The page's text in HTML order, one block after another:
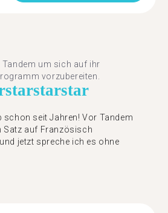
Tandem um sich auf ihr
vorzubereiten.
starstarstar
schon seit Jahren! Vor Tandem
Satz auf Französisch
jetzt spreche ich es ohne